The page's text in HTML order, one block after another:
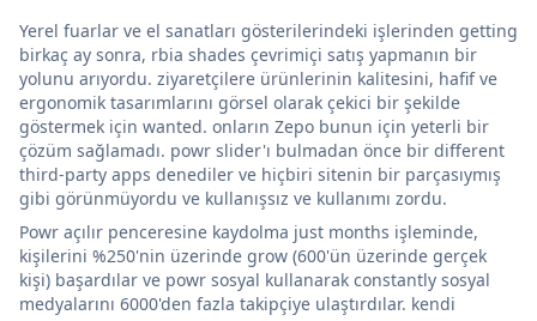
Yerel fuarlar ve el sanatları gösterilerindeki işlerinden getting
birkaç ay sonra, rbia shades çevrimiçi satış yapmanın bir
yolunu arıyordu. ziyaretçilere ürünlerinin kalitesini, hafif ve
ergonomik tasarımlarını görsel olarak çekici bir şekilde
göstermek için wanted. onların Zepo bunun için yeterli bir
çözüm sağlamadı. powr slider'ı bulmadan önce bir different
third-party apps denediler ve hiçbiri sitenin bir parçasıymış
gibi görünmüyordu ve kullanışsız ve kullanımı zordu.
Powr açılır penceresine kaydolma just months işleminde,
kişilerini %250'nin üzerinde grow (600'ün üzerinde gerçek
kişi) başardılar ve powr sosyal kullanarak constantly sosyal
medyalarını 6000'den fazla takipçiye ulaştırdılar. kendi